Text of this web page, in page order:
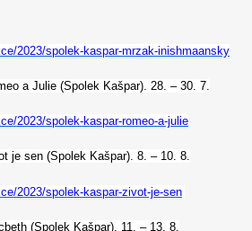
2023/spolek-kaspar-mrzak-inishmaansky
a Julie (Spolek Kašpar). 28. – 30. 7.
2023/spolek-kaspar-romeo-a-julie
je sen (Spolek Kašpar). 8. – 10. 8.
2023/spolek-kaspar-zivot-je-sen
(Spolek Kašpar). 11. – 13. 8.